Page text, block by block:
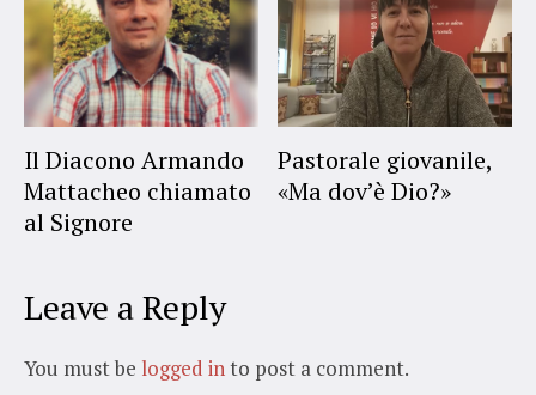
Il Diacono Armando
Mattacheo chiamato
al Signore
Pastorale giovanile,
«Ma dov’è Dio?»
Leave a Reply
You must be logged in to post a comment.